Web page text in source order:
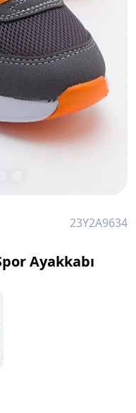
23Y2A9634
Ayakkabı